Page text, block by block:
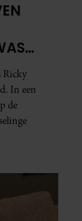
Ricky
In een
de